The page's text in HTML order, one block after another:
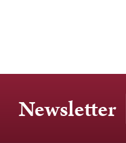
Newsletter